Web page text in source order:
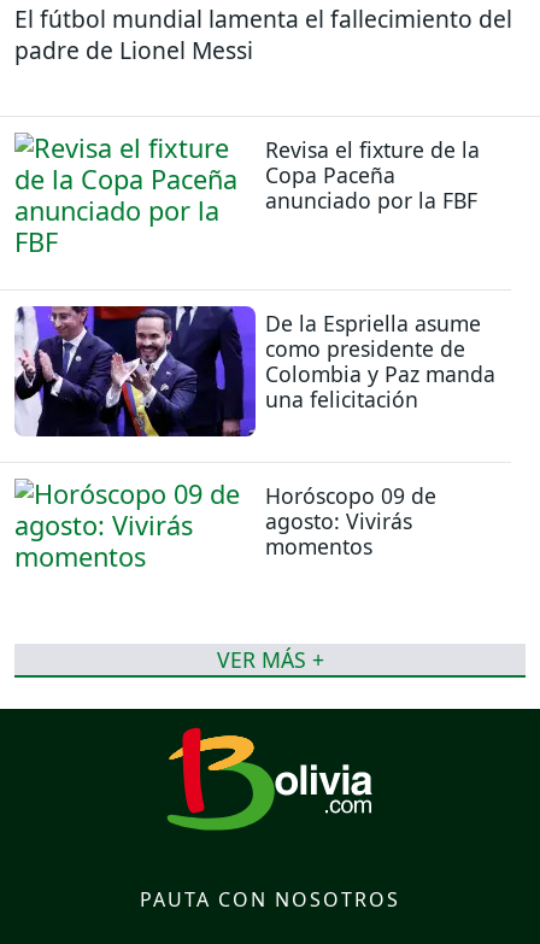
El fútbol mundial lamenta el fallecimiento del
padre de Lionel Messi
Revisa el fixture de la
Copa Paceña
anunciado por la FBF
De la Espriella asume
como presidente de
Colombia y Paz manda
una felicitación
Horóscopo 09 de
agosto: Vivirás
momentos
VER MÁS +
PAUTA CON NOSOTROS